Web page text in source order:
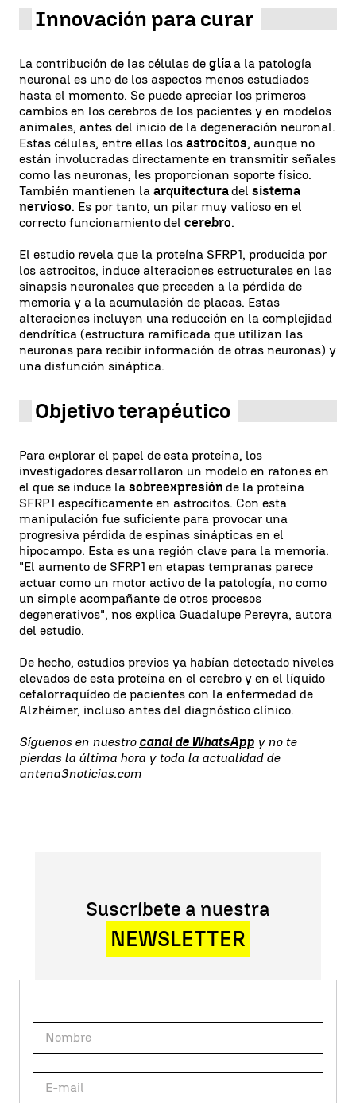
Innovación para curar
La contribución de las células de glía a la patología
neuronal es uno de los aspectos menos estudiados
hasta el momento. Se puede apreciar los primeros
cambios en los cerebros de los pacientes y en modelos
animales, antes del inicio de la degeneración neuronal.
Estas células, entre ellas los astrocitos, aunque no
están involucradas directamente en transmitir señales
como las neuronas, les proporcionan soporte físico.
También mantienen la arquitecturadel sistema
nervioso. Es por tanto, un pilar muy valioso en el
correcto funcionamiento del cerebro.
El estudio revela que la proteína SFRP1, producida por
los astrocitos, induce alteraciones estructurales en las
sinapsis neuronales que preceden a la pérdida de
memoria y a la acumulación de placas. Estas
alteraciones incluyen una reducción en la complejidad
dendrítica (estructura ramificada que utilizan las
neuronas para recibir información de otras neuronas) y
una disfunción sináptica.
Objetivo terapéutico
Para explorar el papel de esta proteína, los
investigadores desarrollaron un modelo en ratones en
el que se induce la sobreexpresión de la proteína
SFRP1 específicamente en astrocitos. Con esta
manipulación fue suficiente para provocar una
progresiva pérdida de espinas sinápticas en el
hipocampo. Esta es una región clave para la memoria.
"El aumento de SFRP1 en etapas tempranas parece
actuar como un motor activo de la patología, no como
un simple acompañante de otros procesos
degenerativos", nos explica Guadalupe Pereyra, autora
del estudio.
De hecho, estudios previos ya habían detectado niveles
elevados de esta proteína en el cerebro y en el líquido
cefalorraquídeo de pacientes con la enfermedad de
Alzhéimer, incluso antes del diagnóstico clínico.
Síguenos en nuestro canal de WhatsApp y no te
pierdas la última hora y toda la actualidad de
antena3noticias.com
Suscríbete a nuestra
NEWSLETTER